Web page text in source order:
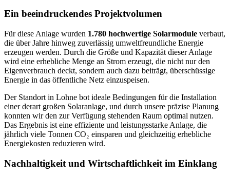
Ein beeindruckendes Projektvolumen
Für diese Anlage wurden 1.780 hochwertige Solarmodule verbaut,
die über Jahre hinweg zuverlässig umweltfreundliche Energie
erzeugen werden. Durch die Größe und Kapazität dieser Anlage
wird eine erhebliche Menge an Strom erzeugt, die nicht nur den
Eigenverbrauch deckt, sondern auch dazu beiträgt, überschüssige
Energie in das öffentliche Netz einzuspeisen.
Der Standort in Lohne bot ideale Bedingungen für die Installation
einer derart großen Solaranlage, und durch unsere präzise Planung
konnten wir den zur Verfügung stehenden Raum optimal nutzen.
Das Ergebnis ist eine effiziente und leistungsstarke Anlage, die
jährlich viele Tonnen CO₂ einsparen und gleichzeitig erhebliche
Energiekosten reduzieren wird.
Nachhaltigkeit und Wirtschaftlichkeit im Einklang